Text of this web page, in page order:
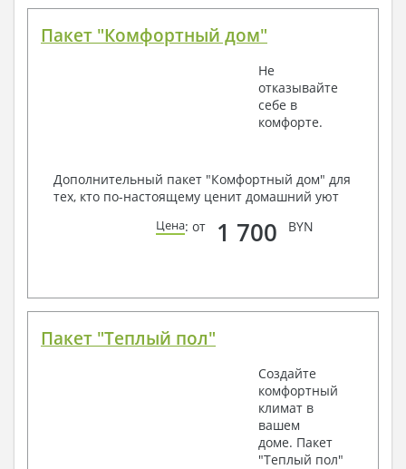
Пакет "Комфортный дом"
Не
отказывайте
себе в
комфорте.
Дополнительный пакет "Комфортный дом" для
тех, кто по-настоящему ценит домашний уют
Цена: от 1 700 BYN
Пакет "Теплый пол"
Создайте
комфортный
климат в
вашем
доме. Пакет
"Теплый пол"